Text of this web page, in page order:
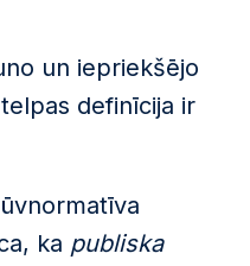
un iepriekšējo
definīcija ir
ka publiska